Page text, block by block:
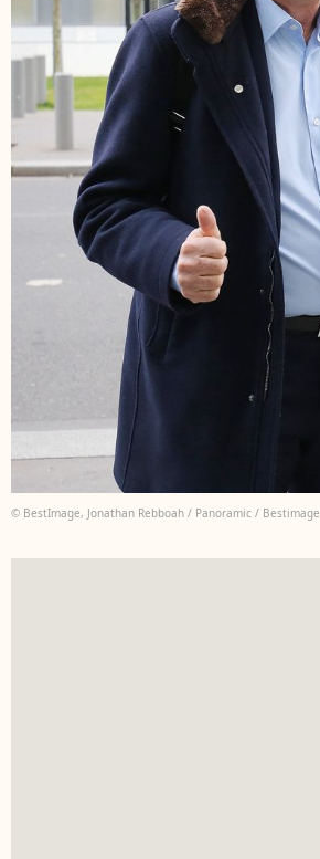
© BestImage, Jonathan Rebboah / Panoramic / Bestimage